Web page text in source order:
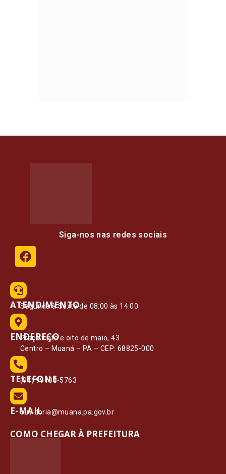
Siga-nos nas redes sociais
ATENDIMENTO
Segunda à Sexta de 08:00 às 14:00
ENDEREÇO
Praça vinte e oito de maio, 43
Centro – Muaná – PA – CEP: 68825-000
TELEFONE
(91) 99108-5763
E-MAIL
ouvidoria@muana.pa.gov.br
COMO CHEGAR À PREFEITURA